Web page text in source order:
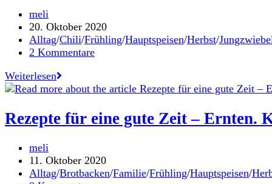
Beitrags-
Autor:
meli
Beitrag
veröffentlicht:
20. Oktober 2020
Beitrags-
Kategorie:
Alltag/Chili/Frühling/Hauptspeisen/Herbst/
Beitrags-
2 Kommentare
WeiterlesenKimchi
–
Gründe
warum
solltest
Rezepte für eine gute Zeit – Ernten.
Beitrags-
Autor:
meli
Beitrag
veröffentlicht:
11. Oktober 2020
Beitrags-
Alltag/Brotbacken/Familie/Frühling/Hauptspeisen/